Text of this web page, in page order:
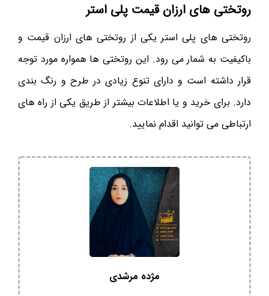
روتختی های ارزان قیمت پلی استر
روتختی های پلی استر یکی از روتختی های ارزان قیمت و
باکیفیت به شمار می رود. این روتختی ها همواره مورد توجه
قرار داشته است و دارای تنوع زیادی در طرح و رنگ بندی
دارد. برای خرید و یا اطلاعات بیشتر از طریق یکی از راه های
ارتباطی می توانید اقدام نمایید.
مژده مرشدی